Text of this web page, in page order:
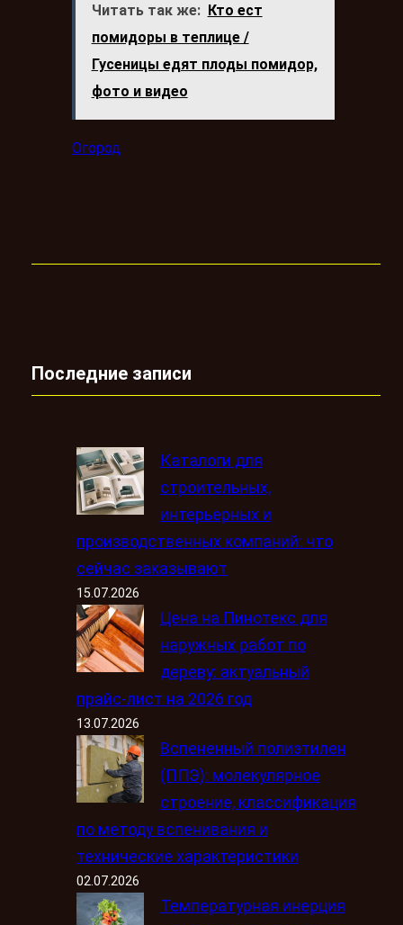
Читать так же: Кто ест
помидоры в теплице /
Гусеницы едят плоды помидор,
фото и видео
Огород
Последние записи
Каталоги для
строительных,
интерьерных и
производственных компаний: что
сейчас заказывают
15.07.2026
Цена на Пинотекс для
наружных работ по
дереву: актуальный
прайс-лист на 2026 год
13.07.2026
Вспененный полиэтилен
(ППЭ): молекулярное
строение, классификация
по методу вспенивания и
технические характеристики
02.07.2026
Температурная инерция